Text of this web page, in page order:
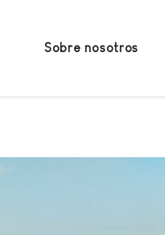
Sobre nosotros